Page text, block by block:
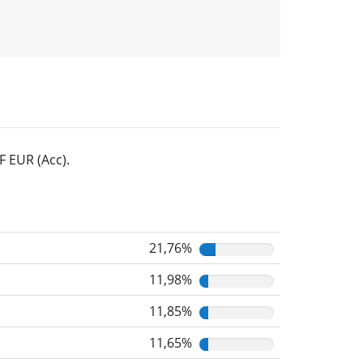
(Acc).
21,76%
11,98%
11,85%
11,65%